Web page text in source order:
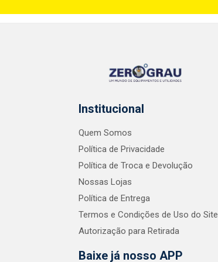
Institucional
Quem Somos
Política de Privacidade
Política de Troca e Devolução
Nossas Lojas
Política de Entrega
Termos e Condições de Uso do Site
Autorização para Retirada
Baixe já nosso APP